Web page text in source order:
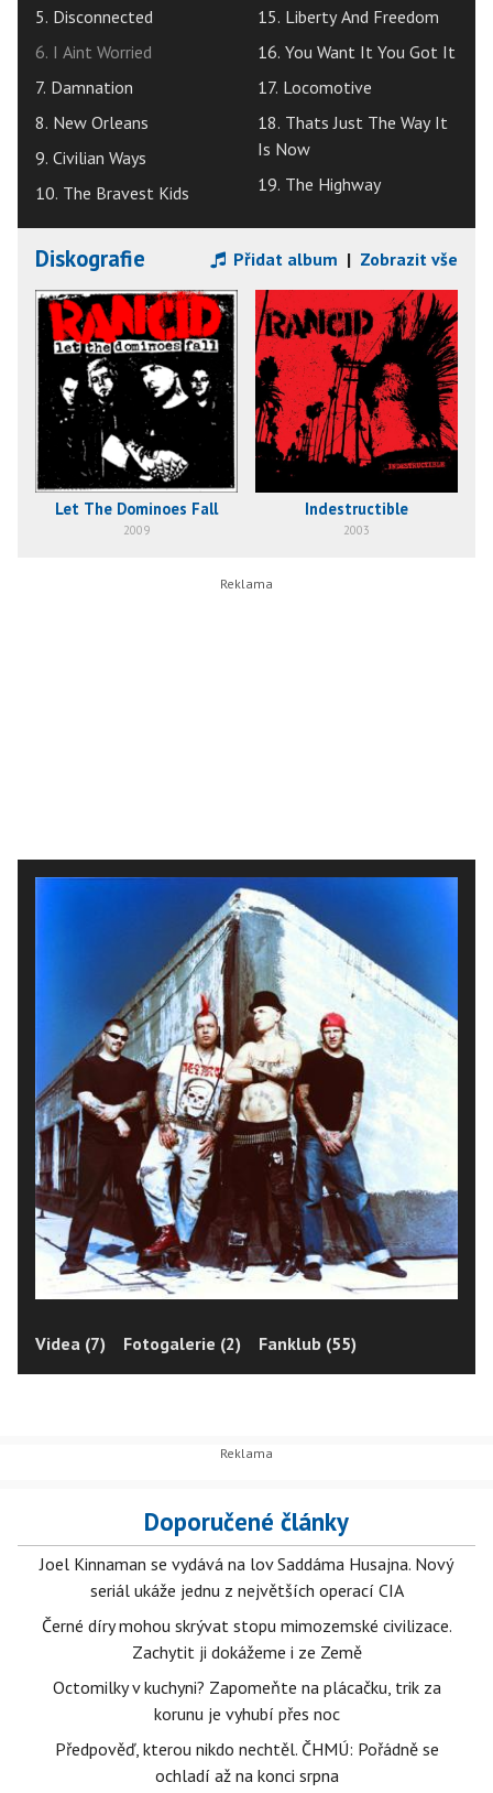
5. Disconnected
6. I Aint Worried
7. Damnation
8. New Orleans
9. Civilian Ways
10. The Bravest Kids
15. Liberty And Freedom
16. You Want It You Got It
17. Locomotive
18. Thats Just The Way It
Is Now
19. The Highway
Diskografie Přidat album | Zobrazit vše
Let The Dominoes Fall
2009
Indestructible
2003
Videa (7) Fotogalerie (2) Fanklub (55)
Doporučené články
Joel Kinnaman se vydává na lov Saddáma Husajna. Nový
seriál ukáže jednu z největších operací CIA
Černé díry mohou skrývat stopu mimozemské civilizace.
Zachytit ji dokážeme i ze Země
Octomilky v kuchyni? Zapomeňte na plácačku, trik za
korunu je vyhubí přes noc
Předpověď, kterou nikdo nechtěl. ČHMÚ: Pořádně se
ochladí až na konci srpna